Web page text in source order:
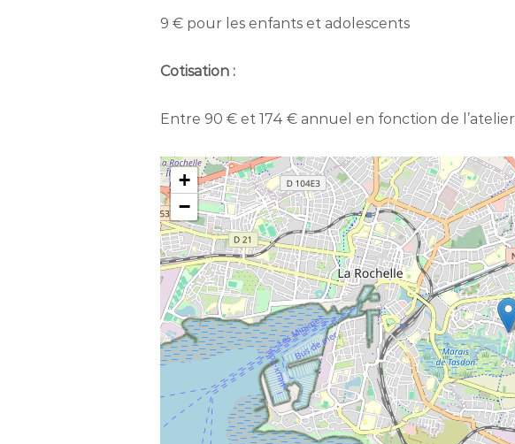
9 € pour les enfants et adolescents
Cotisation :
Entre 90 € et 174 € annuel en fonction de l’atelier
+
−